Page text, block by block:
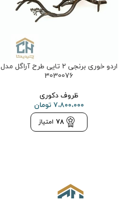
اردو خوری برنجی 2 تایی طرح آراگل مدل
3030076
ظروف دکوری
۷،۸۰۰،۰۰۰ تومان
78 امتیاز